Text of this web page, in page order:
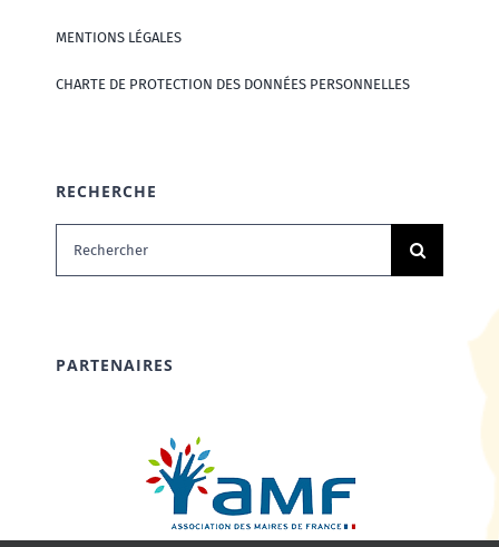
MENTIONS LÉGALES
CHARTE DE PROTECTION DES DONNÉES PERSONNELLES
RECHERCHE
Rechercher:
PARTENAIRES